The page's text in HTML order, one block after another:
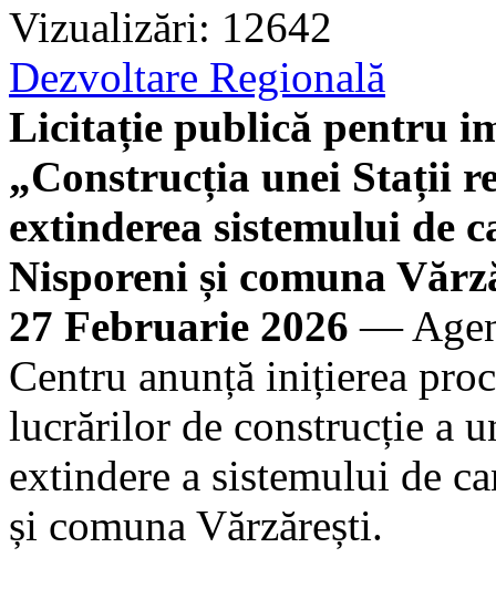
Vizualizări: 12642
Dezvoltare Regională
Licitație publică pentru
„Construcția unei Stații
extinderea sistemului de
Nisporeni și comuna
27 Februarie 2026 —
Centru anunță inițierea
lucrărilor de construcție a
extindere a sistemului de
și comuna Vărzărești.